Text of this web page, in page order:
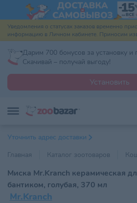
Уведомления о статусах заказов временно
информацию в Личном кабинете. Приносим
Дарим 700 бонусов за установку и
Скачивай – получай выгоду!
Установить
Уточнить адрес доставки
Главная
Каталог зоотоваров
Миска Mr.Kranch керамическая
бантиком, голубая, 370 мл
Mr.Kranch